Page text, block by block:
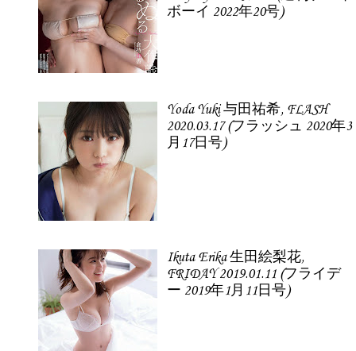
ボーイ 2022年20号)
Yoda Yuki 与田祐希, FLASH
2020.03.17 (フラッシュ 2020年3
月17日号)
Ikuta Erika 生田絵梨花,
FRIDAY 2019.01.11 (フライデ
ー 2019年1月11日号)